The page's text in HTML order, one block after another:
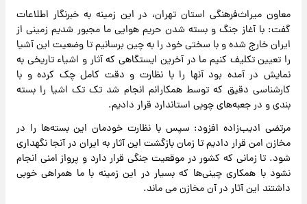
معاون میراث‌فرهنگی استان تهران، در این زمینه به خبرنگار اطلاعات
گفت: با آغاز جنگ و بسته شدن حریم هوایی ما مجبور شدیم زمینی از
ایران خارج شده و با سختی خود را به چین برسانیم تا وضعیت این آشیا
را تعیین تکلیف کنیم ما در آخرین ایستگاهی که آثار و اشیاء تاریخی به
نمایش در آمده بود آنها را با نظارت و دقت کامل چک کرده و با
کارشناسی دقیق که توسط همکارانم انجام شد تک تک اشیا را بسته
بندی و در جعبه‌های چوبی استاندارد قرار دادیم.
مرتضی ادیب‌زاده افزود: سپس با نظارت خودمان این بسته‌ها را در
مخازن امن قرار دادیم تا زمان بازگشت این آثار به ایران در آنجا نگهداری
شود. تا زمانی که کشور در موقعیت جنگی قرار دارد و پرواز امنی انجام
نشود با همکاری چینی‌ها که بسیار در این زمینه با ما همراهی خوبی
داشتند این آثار در آن مخازن می ماند.